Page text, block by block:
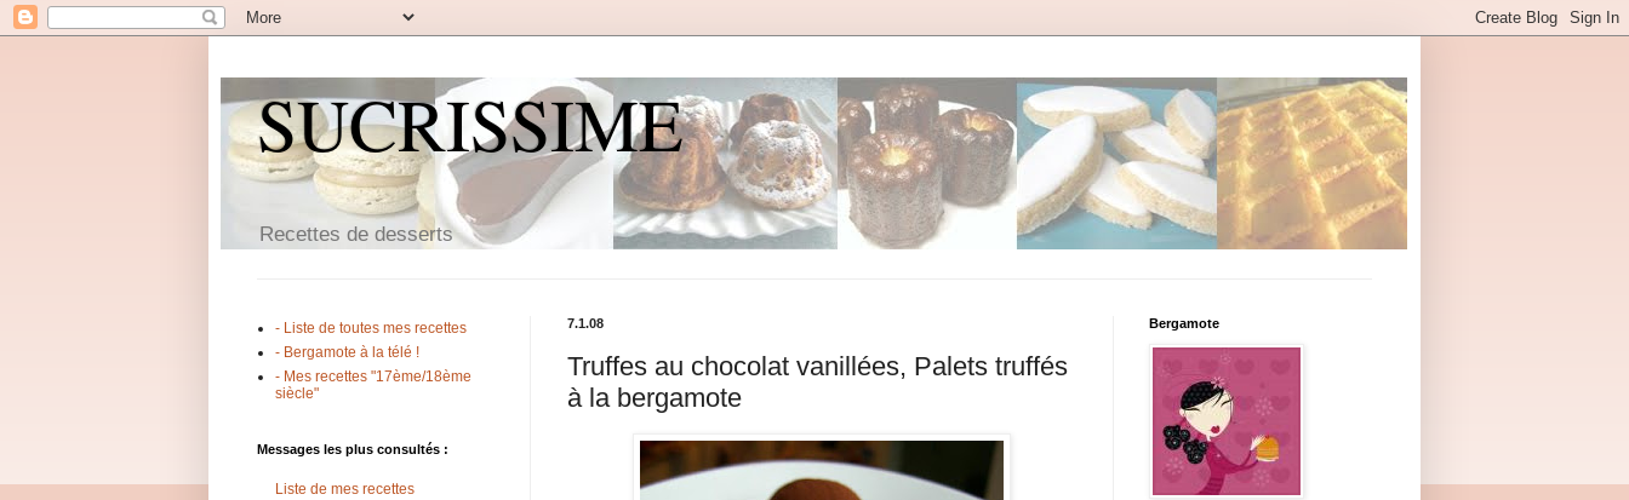
SUCRISSIME
Recettes de desserts
7.1.08
Truffes au chocolat vanillées, Palets truffés
à la bergamote
- Liste de toutes mes recettes
- Bergamote à la télé !
- Mes recettes "17ème/18ème
siècle"
Messages les plus consultés :
Liste de mes recettes
Bergamote